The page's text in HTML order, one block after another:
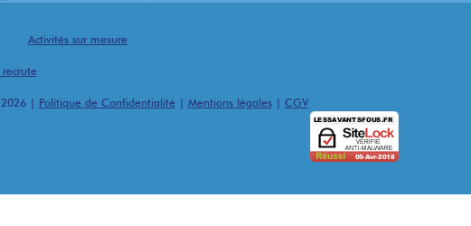
Activités sur mesure
| Politique de Confidentialité | Mentions légales| CGV